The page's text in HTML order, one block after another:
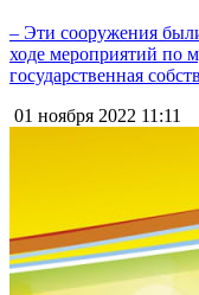
– Эти сооружения
ходе мероприятий по
государственная
01 ноября 2022 11:11